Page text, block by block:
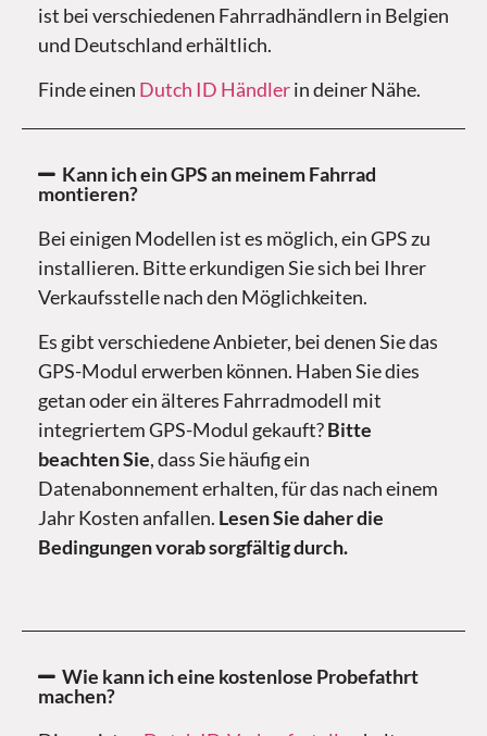
ist bei verschiedenen Fahrradhändlern in Belgien
und Deutschland erhältlich.
Finde einen Dutch ID Händlerin deiner Nähe.
Kann ich ein GPS an meinem Fahrrad
montieren?
Bei einigen Modellen ist es möglich, ein GPS zu
installieren. Bitte erkundigen Sie sich bei Ihrer
Verkaufsstelle nach den Möglichkeiten.
Es gibt verschiedene Anbieter, bei denen Sie das
GPS-Modul erwerben können. Haben Sie dies
getan oder ein älteres Fahrradmodell mit
integriertem GPS-Modul gekauft?Bitte
beachten Sie, dass Sie häufig ein
Datenabonnement erhalten, für das nach einem
Jahr Kosten anfallen. Lesen Sie daher die
Bedingungen vorab sorgfältig durch.
Wie kann ich eine kostenlose Probefathrt
machen?